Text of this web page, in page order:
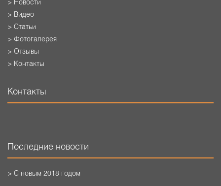
> Новости
> Видео
> Статьи
> Фотогалерея
> Отзывы
> Контакты
Контакты
Последние новости
> С новым 2018 годом